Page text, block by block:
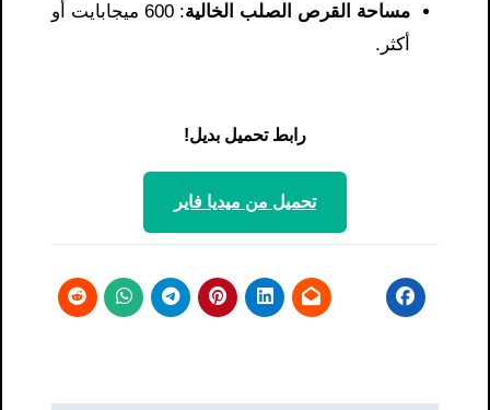
مساحة القرص الصلب الخالية
: 600 ميجابايت أو
أكثر.
رابط تحميل بديل!
تحميل من ميديا ​​فاير